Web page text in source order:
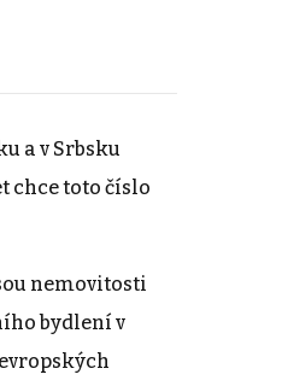
a v Srbsku
chce toto číslo
nemovitosti
bydlení v